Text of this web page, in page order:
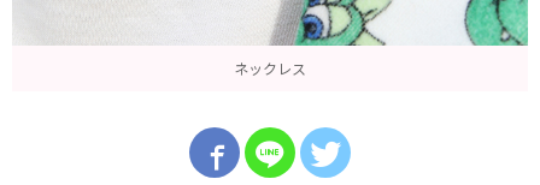
ネックレス